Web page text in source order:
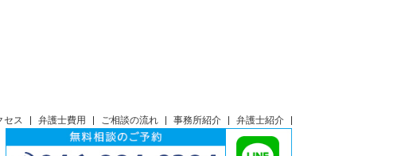
アクセス 弁護士費用 ご相談の流れ 事務所紹介